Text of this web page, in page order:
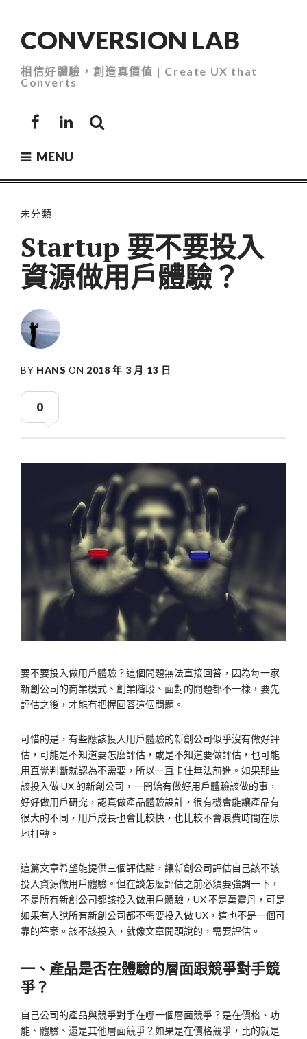
contentCONVERSION LAB
相信好體驗，創造真價值 | Create UX that
Converts
FacebookLinkedIn
MENU
未分類
Startup 要不要投入
資源做用戶體驗？
BY HANS ON 2018 年 3 月 13 日
0
要不要投入做用戶體驗？這個問題無法直接回答，因為每一家
新創公司的商業模式、創業階段、面對的問題都不一樣，要先
評估之後，才能有把握回答這個問題。
可惜的是，有些應該投入用戶體驗的新創公司似乎沒有做好評
估，可能是不知道要怎麼評估，或是不知道要做評估，也可能
用直覺判斷就認為不需要，所以一直卡住無法前進。如果那些
該投入做 UX 的新創公司，一開始有做好用戶體驗該做的事，
好好做用戶研究，認真做產品體驗設計，很有機會能讓產品有
很大的不同，用戶成長也會比較快，也比較不會浪費時間在原
地打轉。
這篇文章希望能提供三個評估點，讓新創公司評估自己該不該
投入資源做用戶體驗。但在談怎麼評估之前必須要強調一下，
不是所有新創公司都該投入做用戶體驗，UX 不是萬靈丹，可是
如果有人說所有新創公司都不需要投入做 UX，這也不是一個可
靠的答案。該不該投入，就像文章開頭說的，需要評估。
一、產品是否在體驗的層面跟競爭對手競
爭？
自己公司的產品與競爭對手在哪一個層面競爭？是在價格、功
能、體驗、還是其他層面競爭？如果是在價格競爭，比的就是